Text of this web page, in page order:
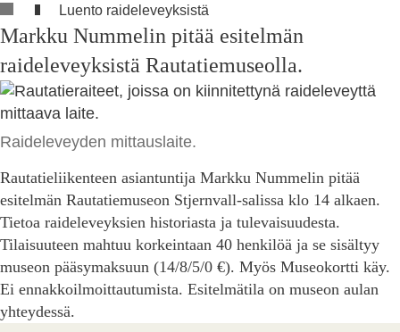
Luento raideleveyksistä
Markku Nummelin pitää esitelmän
raideleveyksistä Rautatiemuseolla.
Raideleveyden mittauslaite.
Rautatieliikenteen asiantuntija Markku Nummelin pitää
esitelmän Rautatiemuseon Stjernvall-salissa klo 14 alkaen.
Tietoa raideleveyksien historiasta ja tulevaisuudesta.
Tilaisuuteen mahtuu korkeintaan 40 henkilöä ja se sisältyy
museon pääsymaksuun (14/8/5/0 €). Myös Museokortti käy.
Ei ennakkoilmoittautumista. Esitelmätila on museon aulan
yhteydessä.